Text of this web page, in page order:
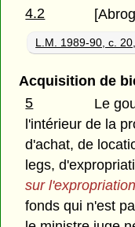
4.2
L.M. 1989-90, c.
Acquisition de
5
Le
l'intérieur de la
d'achat, de
legs,
sur l'expropriation
fonds qui n'est